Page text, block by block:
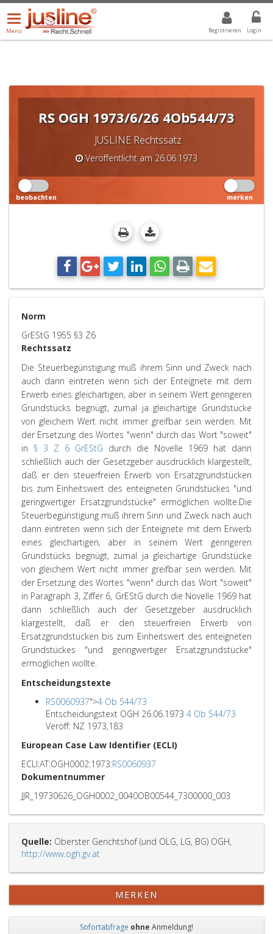
Registrieren Login
Menü
öffnen/schließen
Menü
ALLE DROPDOWN: GEWÄHLTER WERT IST ALLE
RS OGH 1973/6/26 4Ob544/73
JUSLINE Rechtssatz
Veröffentlicht am 26.06.1973
beobachten merken
Norm
GrEStG 1955 §3 Z6
Rechtssatz
Die Steuerbegünstigung muß ihrem Sinn und Zweck nach
auch dann eintreten wenn sich der Enteignete mit dem
Erwerb eines gleichartigen, aber in seinem Wert geringeren
Grundstücks begnügt, zumal ja gleichartige Grundstücke
von gleichem Wert nicht immer greifbar sein werden. Mit
der Ersetzung des Wortes "wenn" durch das Wort "soweit"
in § 3 Z 6 GrEStG durch die Novelle 1969 hat dann
schließlich auch der Gesetzgeber ausdrücklich klargestellt,
daß er den steuerfreien Erwerb von Ersatzgrundstücken
bis zum Einheitswert des enteigneten Grundstückes "und
geringwertiger Ersatzgrundstücke" ermöglichen wollte.Die
Steuerbegünstigung muß ihrem Sinn und Zweck nach auch
dann eintreten wenn sich der Enteignete mit dem Erwerb
eines gleichartigen, aber in seinem Wert geringeren
Grundstücks begnügt, zumal ja gleichartige Grundstücke
von gleichem Wert nicht immer greifbar sein werden. Mit
der Ersetzung des Wortes "wenn" durch das Wort "soweit"
in Paragraph 3, Ziffer 6, GrEStG durch die Novelle 1969 hat
dann schließlich auch der Gesetzgeber ausdrücklich
klargestellt, daß er den steuerfreien Erwerb von
Ersatzgrundstücken bis zum Einheitswert des enteigneten
Grundstückes "und geringwertiger Ersatzgrundstücke"
ermöglichen wollte.
Entscheidungstexte
RS0060937">4 Ob 544/73
Entscheidungstext OGH 26.06.1973 4 Ob 544/73
Veröff: NZ 1973,183
European Case Law Identifier (ECLI)
ECLI:AT:OGH0002:1973:RS0060937
Dokumentnummer
JJR_19730626_OGH0002_0040OB00544_7300000_003
Quelle: Oberster Gerichtshof (und OLG, LG, BG) OGH,
http://www.ogh.gv.at
MERKEN
Sofortabfrage ohne Anmeldung!